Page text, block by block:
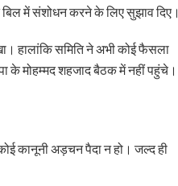
में संशोधन करने के लिए सुझाव दिए।
हालांकि समिति ने अभी कोई फैसला
के मोहम्मद शहजाद बैठक में नहीं पहुंचे।
कानूनी अड़चन पैदा न हो। जल्द ही